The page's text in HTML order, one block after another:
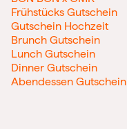
Frühstücks Gutschein
Gutschein Hochzeit
Brunch Gutschein
Lunch Gutschein
Dinner Gutschein
Abendessen Gutschein